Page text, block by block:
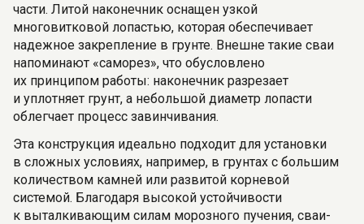
части. Литой наконечник оснащен узкой
многовитковой лопастью, которая обеспечивает
надежное закрепление в грунте. Внешне такие сваи
напоминают «саморез», что обусловлено
их принципом работы: наконечник разрезает
и уплотняет грунт, а небольшой диаметр лопасти
облегчает процесс завинчивания.
Эта конструкция идеально подходит для установки
в сложных условиях, например, в грунтах с большим
количеством камней или развитой корневой
системой. Благодаря высокой устойчивости
к выталкивающим силам морозного пучения, сваи-